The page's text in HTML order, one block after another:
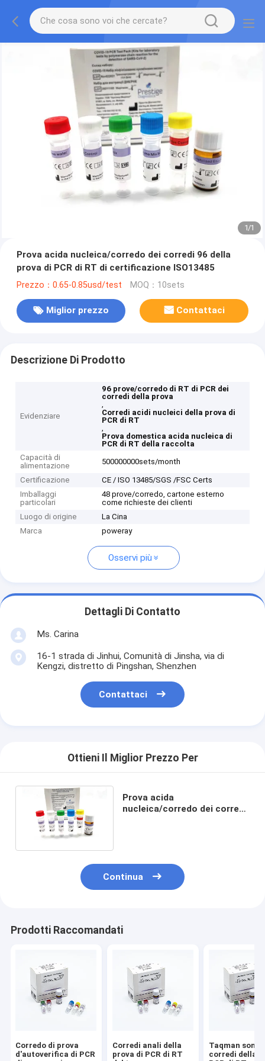
1/1
Prova acida nucleica/corredo dei corredi 96 della
prova di PCR di RT di certificazione ISO13485
Prezzo：0.65-0.85usd/test MOQ：10sets
Miglior prezzo Contattaci
Descrizione Di Prodotto
Evidenziare
96 prove/corredo di RT di PCR dei
corredi della prova
,
Corredi acidi nucleici della prova di
PCR di RT
,
Prova domestica acida nucleica di
PCR di RT della raccolta
Capacità di
alimentazione
500000000sets/month
Certificazione
CE / ISO 13485/SGS /FSC Certs
Imballaggi
particolari
48 prove/corredo, cartone esterno
come richieste dei clienti
Luogo di origine
La Cina
Marca
poweray
Osservi più
Dettagli Di Contatto
Ms. Carina
16-1 strada di Jinhui, Comunità di Jinsha, via di
Kengzi, distretto di Pingshan, Shenzhen
Contattaci
Ottieni Il Miglior Prezzo Per
Prova acida
nucleica/corredo dei corredi
Continua
Prodotti Raccomandati
Corredo di prova
d'autoverifica di PCR
Corredi anali della
prova di PCR di RT
Taqman
corredi della